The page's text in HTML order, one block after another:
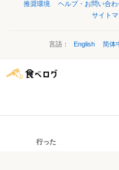
推奨環境
ヘルプ・お問い合わ
サイト
言語： English 简体
行った